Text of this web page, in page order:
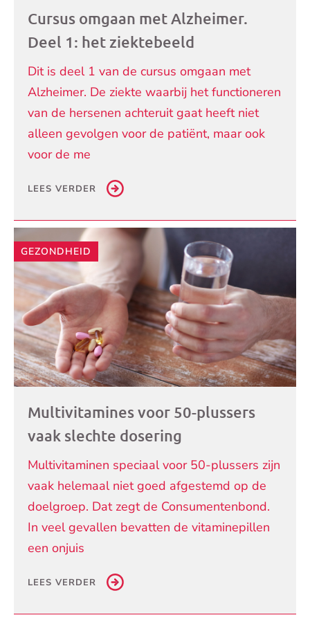
Cursus omgaan met Alzheimer.
Deel 1: het ziektebeeld
Dit is deel 1 van de cursus omgaan met
Alzheimer. De ziekte waarbij het functioneren
van de hersenen achteruit gaat heeft niet
alleen gevolgen voor de patiënt, maar ook
voor de me
LEES VERDER
GEZONDHEID
Multivitamines voor 50-plussers
vaak slechte dosering
Multivitaminen speciaal voor 50-plussers zijn
vaak helemaal niet goed afgestemd op de
doelgroep. Dat zegt de Consumentenbond.
In veel gevallen bevatten de vitaminepillen
een onjuis
LEES VERDER